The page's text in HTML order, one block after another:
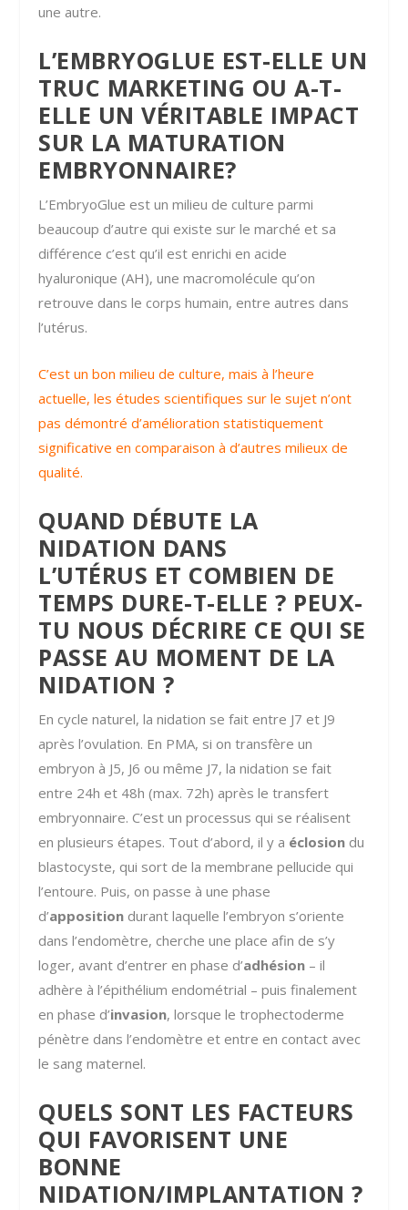
une autre.
L’EMBRYOGLUE EST-ELLE UN
TRUC MARKETING OU A-T-
ELLE UN VÉRITABLE IMPACT
SUR LA MATURATION
EMBRYONNAIRE?
L’EmbryoGlue est un milieu de culture parmi
beaucoup d’autre qui existe sur le marché et sa
différence c’est qu’il est enrichi en acide
hyaluronique (AH), une macromolécule qu’on
retrouve dans le corps humain, entre autres dans
l’utérus.
C’est un bon milieu de culture, mais à l’heure
actuelle, les études scientifiques sur le sujet n’ont
pas démontré d’amélioration statistiquement
significative en comparaison à d’autres milieux de
qualité.
QUAND DÉBUTE LA
NIDATION DANS
L’UTÉRUS ET COMBIEN DE
TEMPS DURE-T-ELLE ? PEUX-
TU NOUS DÉCRIRE CE QUI SE
PASSE AU MOMENT DE LA
NIDATION ?
En cycle naturel, la nidation se fait entre J7 et J9
après l’ovulation. En PMA, si on transfère un
embryon à J5, J6 ou même J7, la nidation se fait
entre 24h et 48h (max. 72h) après le transfert
embryonnaire. C’est un processus qui se réalisent
en plusieurs étapes. Tout d’abord, il y a éclosion du
blastocyste, qui sort de la membrane pellucide qui
l’entoure. Puis, on passe à une phase
d’apposition durant laquelle l’embryon s’oriente
dans l’endomètre, cherche une place afin de s’y
loger, avant d’entrer en phase d’adhésion – il
adhère à l’épithélium endométrial – puis finalement
en phase d’invasion, lorsque le trophectoderme
pénètre dans l’endomètre et entre en contact avec
le sang maternel.
QUELS SONT LES FACTEURS
QUI FAVORISENT UNE
BONNE
NIDATION/IMPLANTATION ?